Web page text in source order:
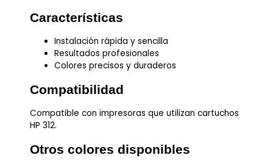
Características
Instalación rápida y sencilla
Resultados profesionales
Colores precisos y duraderos
Compatibilidad
Compatible con impresoras que utilizan cartuchos
HP 312.
Otros colores disponibles